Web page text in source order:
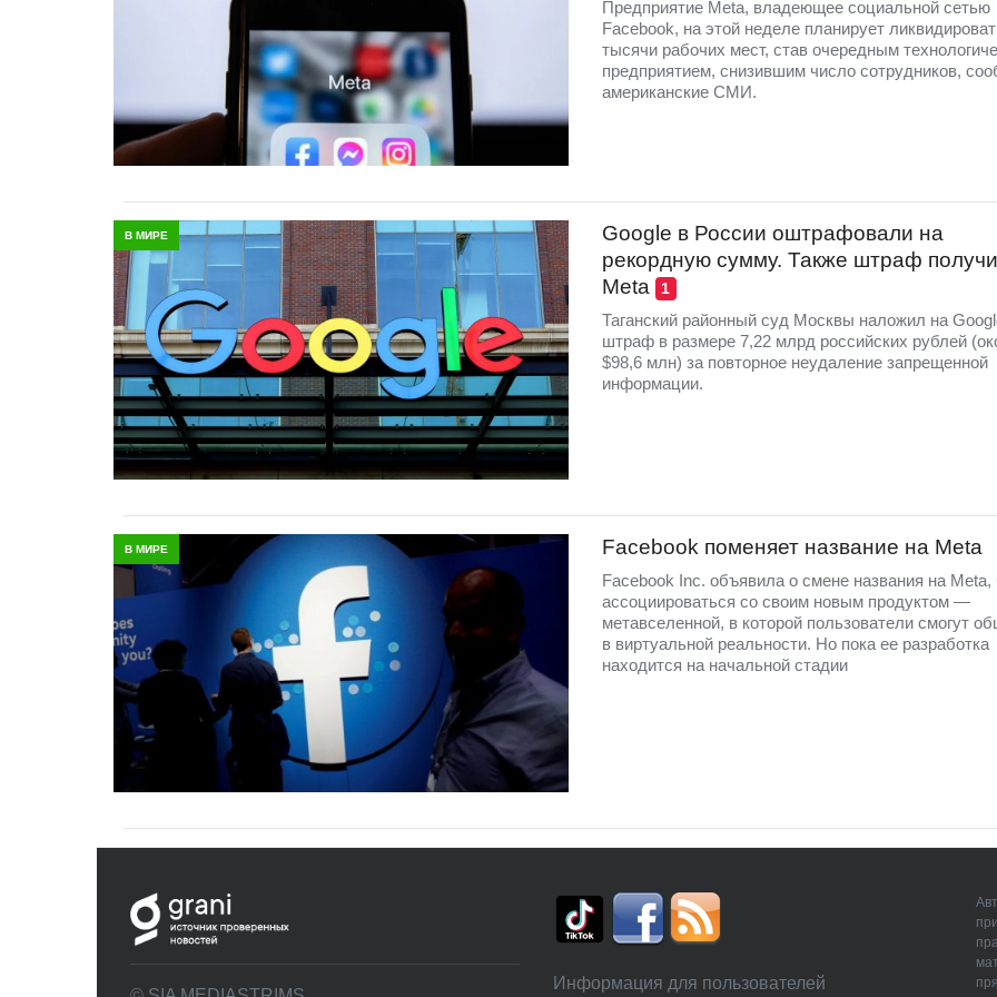
Предприятие Meta, владеющее социальной сетью
Facebook, на этой неделе планирует
тысячи рабочих мест, став очередным
предприятием, снизившим число сотрудников,
американские СМИ.
В МИРЕ
Google в России оштрафовали на
рекордную сумму. Также штраф
Meta
1
Таганский районный суд Москвы наложил на
штраф в размере 7,22 млрд российских рублей
$98,6 млн) за повторное неудаление запрещенной
информации.
В МИРЕ Facebook поменяет название на Meta
Facebook Inc. объявила о смене названия на Meta,
ассоциироваться со своим новым продуктом —
метавселенной, в которой пользователи смогут
в виртуальной реальности. Но пока ее разработка
находится на начальной стадии
Информация для пользователей